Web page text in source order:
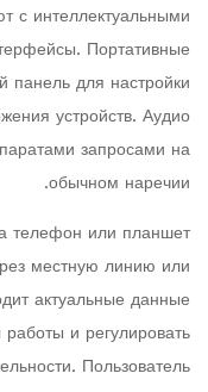
с интеллектуальными
Портативные
панель для настройки
устройств. Аудио
запросами на
обычном наречии.
телефон или планшет
местную линию или
актуальные данные
и регулировать
Пользователь